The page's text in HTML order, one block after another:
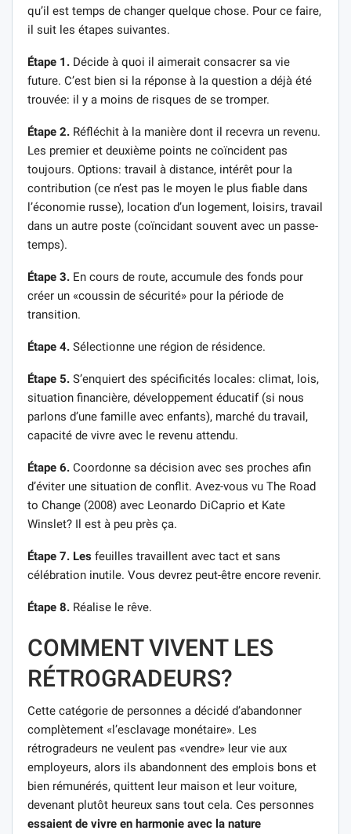
qu’il est temps de changer quelque chose. Pour ce faire,
il suit les étapes suivantes.
Étape 1. Décide à quoi il aimerait consacrer sa vie
future. C’est bien si la réponse à la question a déjà été
trouvée: il y a moins de risques de se tromper.
Étape 2. Réfléchit à la manière dont il recevra un revenu.
Les premier et deuxième points ne coïncident pas
toujours. Options: travail à distance, intérêt pour la
contribution (ce n’est pas le moyen le plus fiable dans
l’économie russe), location d’un logement, loisirs, travail
dans un autre poste (coïncidant souvent avec un passe-
temps).
Étape 3. En cours de route, accumule des fonds pour
créer un «coussin de sécurité» pour la période de
transition.
Étape 4. Sélectionne une région de résidence.
Étape 5. S’enquiert des spécificités locales: climat, lois,
situation financière, développement éducatif (si nous
parlons d’une famille avec enfants), marché du travail,
capacité de vivre avec le revenu attendu.
Étape 6. Coordonne sa décision avec ses proches afin
d’éviter une situation de conflit. Avez-vous vu The Road
to Change (2008) avec Leonardo DiCaprio et Kate
Winslet? Il est à peu près ça.
Étape 7. Les feuilles travaillent avec tact et sans
célébration inutile. Vous devrez peut-être encore revenir.
Étape 8. Réalise le rêve.
COMMENT VIVENT LES
RÉTROGRADEURS?
Cette catégorie de personnes a décidé d’abandonner
complètement «l’esclavage monétaire». Les
rétrogradeurs ne veulent pas «vendre» leur vie aux
employeurs, alors ils abandonnent des emplois bons et
bien rémunérés, quittent leur maison et leur voiture,
devenant plutôt heureux sans tout cela. Ces personnes
essaient de vivre en harmonie avec la nature